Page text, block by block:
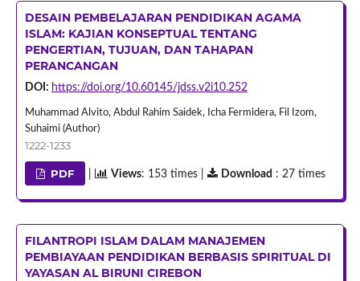
DESAIN PEMBELAJARAN PENDIDIKAN AGAMA
ISLAM: KAJIAN KONSEPTUAL TENTANG
PENGERTIAN, TUJUAN, DAN TAHAPAN
PERANCANGAN
DOI: https://doi.org/10.60145/jdss.v2i10.252
Muhammad Alvito, Abdul Rahim Saidek, Icha Fermidera, Fil Izom,
Suhaimi (Author)
1222-1233
PDF Views: 153 times | Download : 27 times
FILANTROPI ISLAM DALAM MANAJEMEN
PEMBIAYAAN PENDIDIKAN BERBASIS SPIRITUAL DI
YAYASAN AL BIRUNI CIREBON